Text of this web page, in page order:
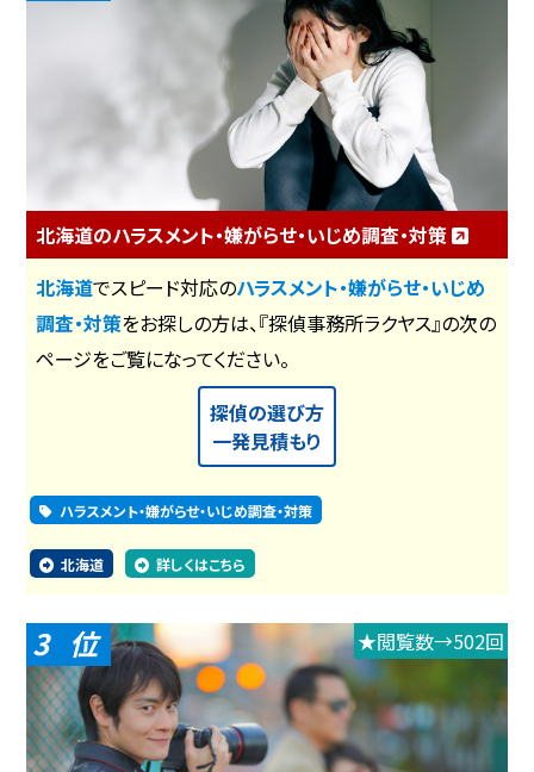
北海道のハラスメント・嫌がらせ・いじめ調査・対策
北海道でスピード対応のハラスメント・嫌がらせ・いじめ
調査・対策をお探しの方は、『探偵事務所ラクヤス』の次の
ページをご覧になってください。
探偵の選び方
一発見積もり
ハラスメント・嫌がらせ・いじめ調査・対策
北海道 詳しくはこちら
3 ★閲覧数→502回